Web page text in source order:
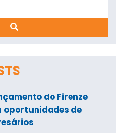
do Firenze
oportunidades de